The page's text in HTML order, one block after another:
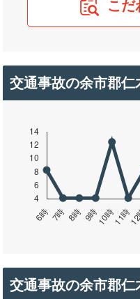
こだ
交通事故の余市郡
交通事故の余市郡